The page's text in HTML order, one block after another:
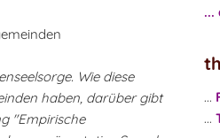
Wie diese
haben, darüber gibt
"Empirische
...
...
...